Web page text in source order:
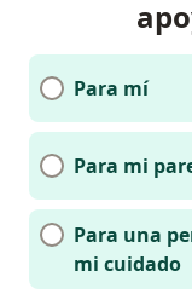
Para mí
Para mi
Para una
mi cuidado